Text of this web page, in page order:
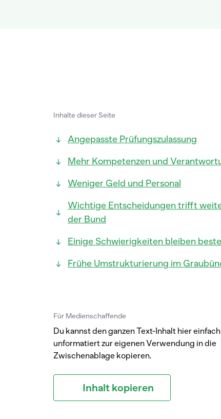
Inhalte dieser Seite
Angepasste Prüfungszulassung
Mehr Kompetenzen und
Weniger Geld und Personal
Wichtige Entscheidungen trifft
der Bund
Einige Schwierigkeiten bleiben
Frühe Umstrukturierung im
Für Medienschaffende
Du kannst den ganzen Text-Inhalt hier
unformatiert zur eigenen Verwendung in die
Zwischenablage kopieren.
Inhalt kopieren